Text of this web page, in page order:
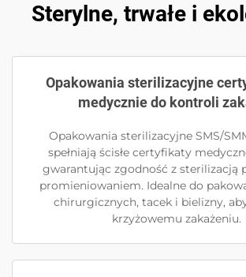
Sterylne, trwałe i
Opakowania sterilizacyjne
medycznie do kontroli
Opakowania sterilizacyjne SMS/
spełniają ścisłe certyfikaty
gwarantując zgodność z sterilizacją
promieniowaniem. Idealne do
chirurgicznych, tacek i bielizny,
krzyżowemu zakażeniu.